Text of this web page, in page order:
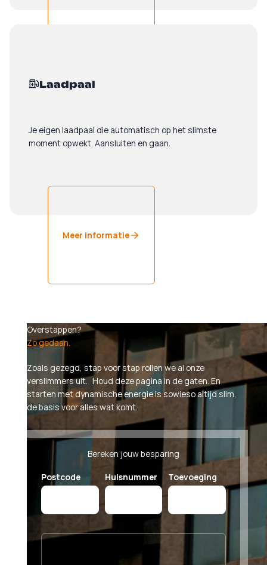
Laadpaal
Je eigen laadpaal die automatisch op het slimste
moment opwekt. Aansluiten en gaan.
Meer informatie
Overstappen?
Zo gedaan.
Zoals gezegd, stap voor stap rollen we al onze
verslimmers uit. Houd deze pagina in de gaten. En
starten met dynamische energie is sowieso altijd slim,
de basis voor alles wat komt.
Bereken jouw besparing
Postcode Huisnummer Toevoeging